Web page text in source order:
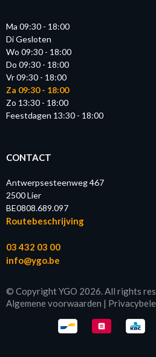
Ma 09:30 - 18:00
Di Gesloten
Wo 09:30 - 18:00
Do 09:30 - 18:00
Vr 09:30 - 18:00
Za 09:30 - 18:00
Zo 13:30 - 18:00
Feestdagen 13:30 - 18:00
CONTACT
Antwerpsesteenweg 467
2500 Lier
BE0808.689.097
Routebeschrijving
03 432 03 00
info@ygo.be
© Copyright YGO 2026. All rights
Algemene voorwaarden |